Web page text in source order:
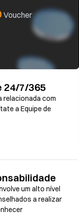
Voucher
24/7/365
com
a Equipe de
um alto nível
a realizar